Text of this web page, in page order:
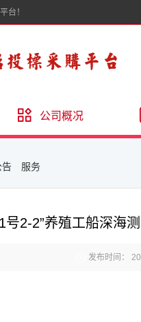
台！
公司概况
告 服务
号2-2”养殖工船深海
发布时间：